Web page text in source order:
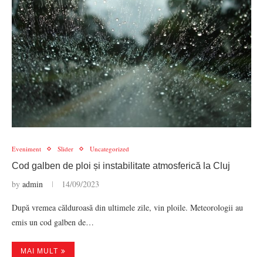
Eveniment Slider Uncategorized
Cod galben de ploi și instabilitate atmosferică la Cluj
by admin 14/09/2023
După vremea călduroasă din ultimele zile, vin ploile. Meteorologii au
emis un cod galben de…
MAI MULT